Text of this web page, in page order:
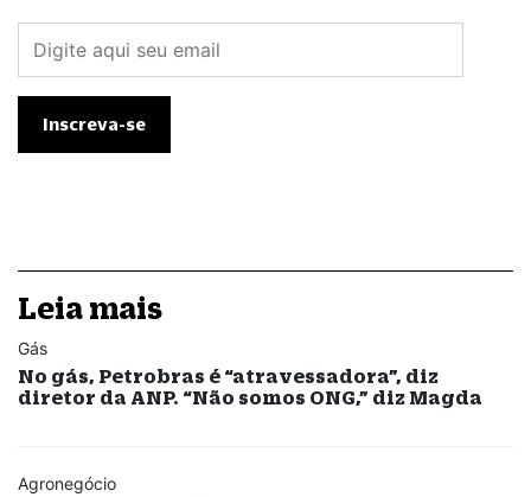
Leia mais
Gás
No gás, Petrobras é “atravessadora”, diz
diretor da ANP. “Não somos ONG,” diz Magda
Agronegócio